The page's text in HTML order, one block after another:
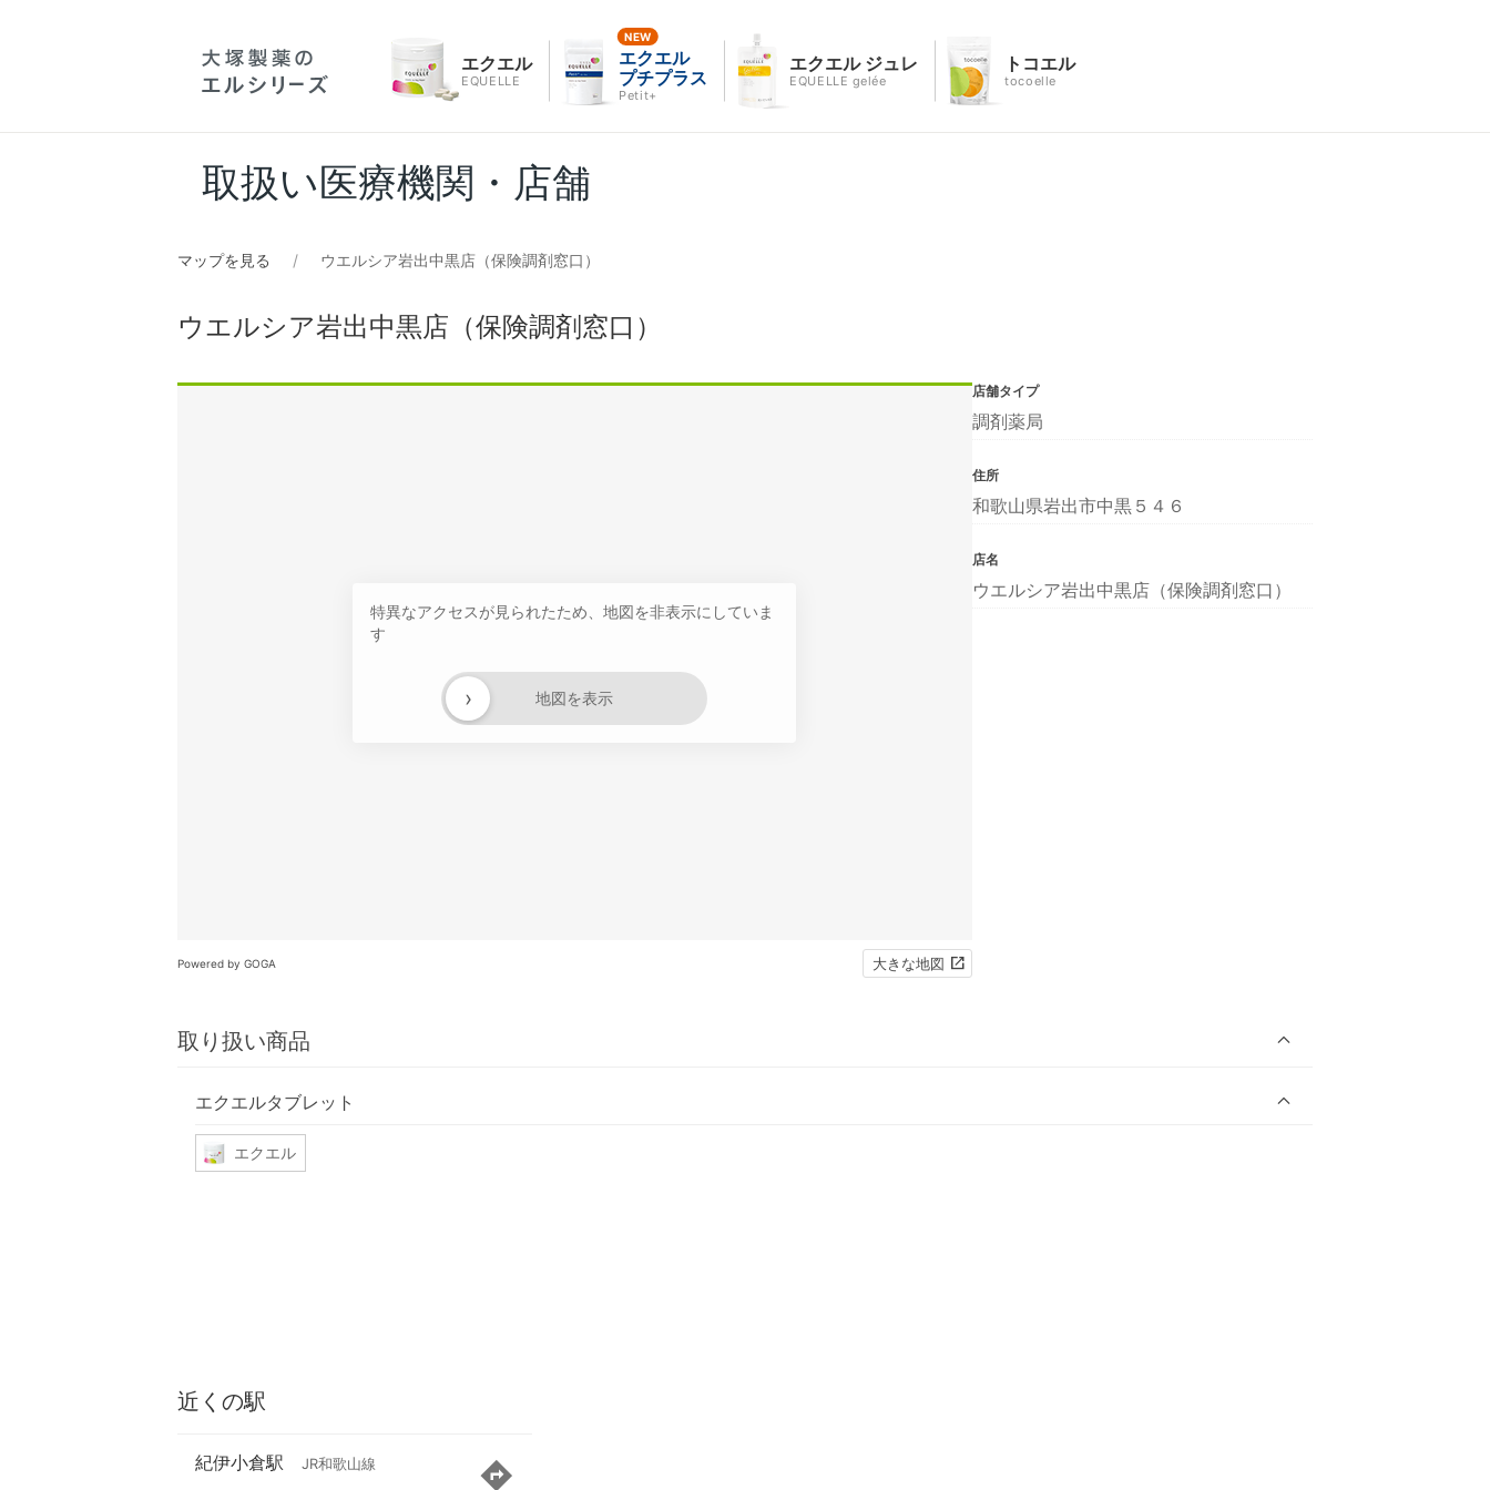
エクエル
EQUELLE
エクエル
プチプラス
Petit+
エクエル ジュレ
EQUELLE gelée
トコエル
tocoelle
取扱い医療機関・店舗
マップを見る ウエルシア岩出中黒店（保険調剤窓口）
ウエルシア岩出中黒店（保険調剤窓口）
特異なアクセスが見られたため、地図を非表示にしていま
す
地図を表示
›
Powered by GOGA 大きな地図
取り扱い商品
エクエルタブレット
エクエル
店舗タイプ
調剤薬局
住所
和歌山県岩出市中黒５４６
店名
ウエルシア岩出中黒店（保険調剤窓口）
近くの駅
紀伊小倉駅 JR和歌山線